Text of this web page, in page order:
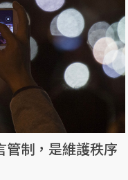
管制，是維護秩序